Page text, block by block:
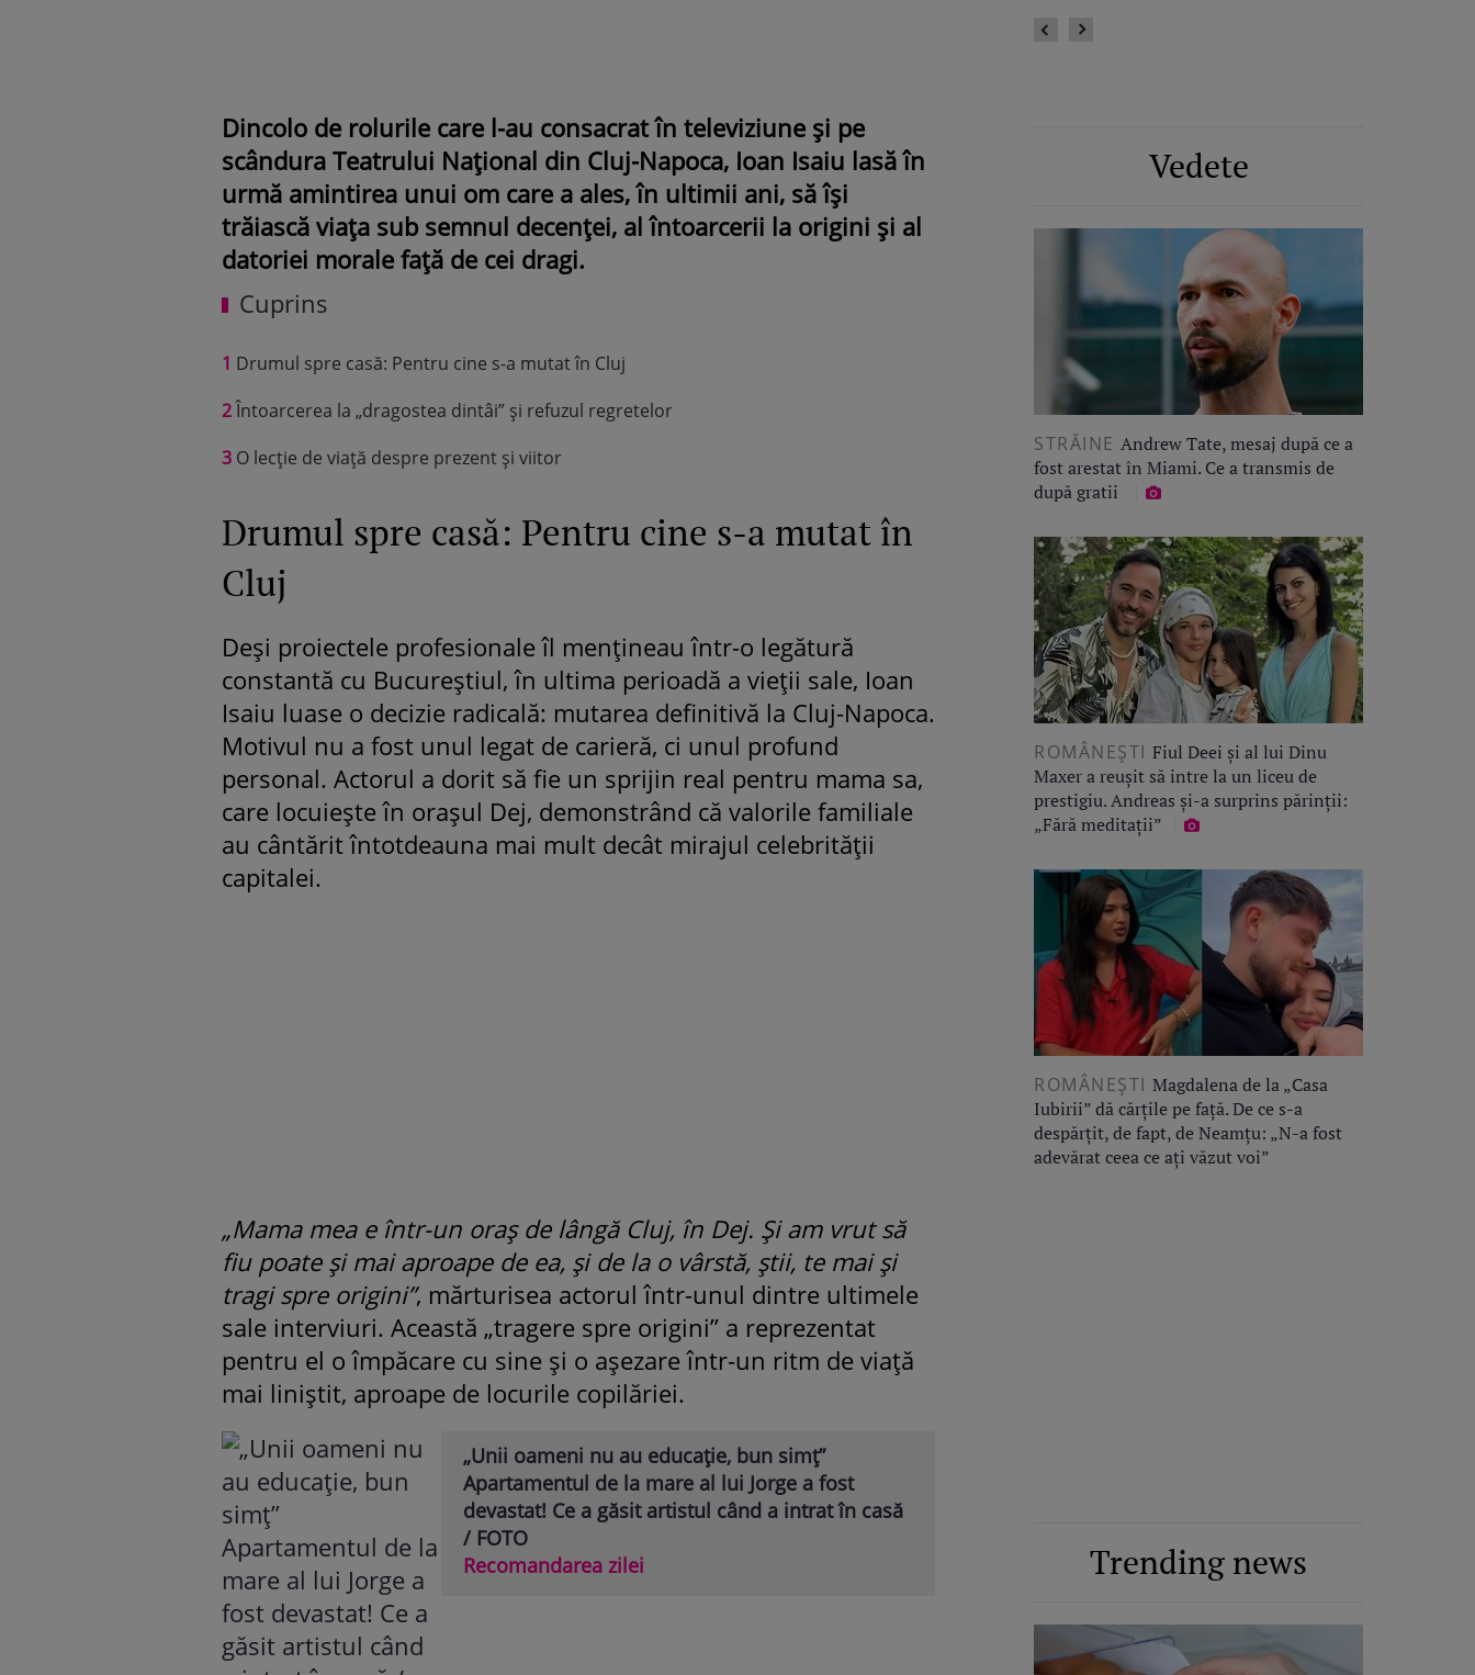
Dincolo de rolurile care l-au consacrat în televiziune și pe
scândura Teatrului Național din Cluj-Napoca, Ioan Isaiu lasă în
urmă amintirea unui om care a ales, în ultimii ani, să își
trăiască viața sub semnul decenței, al întoarcerii la origini și al
datoriei morale față de cei dragi.
Cuprins
1 Drumul spre casă: Pentru cine s-a mutat în Cluj
2Întoarcerea la „dragostea dintâi” și refuzul regretelor
3 O lecție de viață despre prezent și viitor
Drumul spre casă: Pentru cine s-a mutat în
Cluj
Deși proiectele profesionale îl mențineau într-o legătură
constantă cu Bucureștiul, în ultima perioadă a vieții sale, Ioan
Isaiu luase o decizie radicală: mutarea definitivă la Cluj-Napoca.
Motivul nu a fost unul legat de carieră, ci unul profund
personal. Actorul a dorit să fie un sprijin real pentru mama sa,
care locuiește în orașul Dej, demonstrând că valorile familiale
au cântărit întotdeauna mai mult decât mirajul celebrității
capitalei.
„Mama mea e într-un oraș de lângă Cluj, în Dej. Și am vrut să
fiu poate și mai aproape de ea, și de la o vârstă, știi, te mai și
tragi spre origini”, mărturisea actorul într-unul dintre ultimele
sale interviuri. Această „tragere spre origini” a reprezentat
pentru el o împăcare cu sine și o așezare într-un ritm de viață
mai liniștit, aproape de locurile copilăriei.
„Unii oameni nu au educație, bun simț”
Apartamentul de la mare al lui Jorge a fost
devastat! Ce a găsit artistul când a intrat în casă
/ FOTO
Recomandarea zilei
Vedete
STRĂINE Andrew Tate, mesaj după ce a
fost arestat în Miami. Ce a transmis de
după gratii
ROMÂNEŞTI Fiul Deei și al lui Dinu
Maxer a reușit să intre la un liceu de
prestigiu. Andreas și-a surprins părinții:
„Fără meditații”
ROMÂNEŞTI Magdalena de la „Casa
Iubirii” dă cărțile pe față. De ce s-a
despărțit, de fapt, de Neamțu: „N-a fost
adevărat ceea ce ați văzut voi”
Trending news